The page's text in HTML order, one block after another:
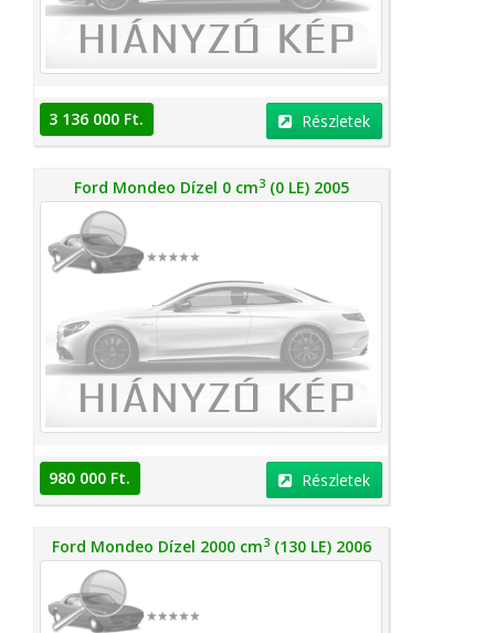
3 136 000 Ft. Részletek
Ford Mondeo Dízel 0 cm3(0 LE) 2005
980 000 Ft. Részletek
Ford Mondeo Dízel 2000 cm3(130 LE) 2006